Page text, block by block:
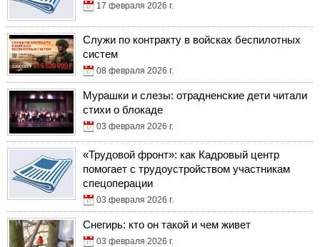
17 февраля 2026 г.
Служи по контракту в войсках беспилотных
систем
08 февраля 2026 г.
Мурашки и слезы: отрадненские дети читали
стихи о блокаде
03 февраля 2026 г.
«Трудовой фронт»: как Кадровый центр
помогает с трудоустройством участникам
спецоперации
03 февраля 2026 г.
Снегирь: кто он такой и чем живет
03 февраля 2026 г.